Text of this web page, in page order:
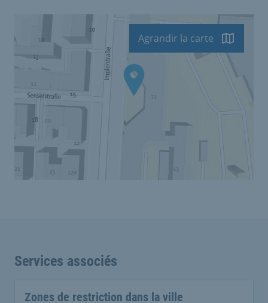
Agrandir la carte
Services associés
Zones de restriction dans la ville